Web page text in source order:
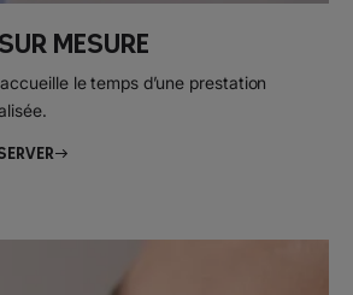
mesure
le temps d’une prestation